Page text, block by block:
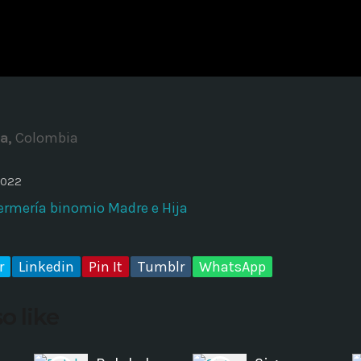
Time
Colombia
binomio Madre e Hija
Linkedin Pin It Tumblr WhatsApp